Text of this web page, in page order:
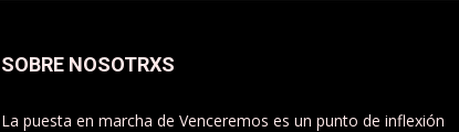
SOBRE NOSOTRXS
La puesta en marcha de Venceremos es un punto de inflexión